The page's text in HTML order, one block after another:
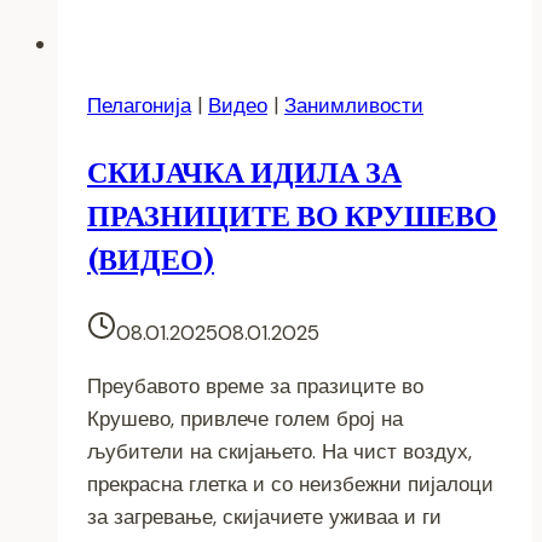
Пелагонија| Видео | Занимливости
СКИЈАЧКА ИДИЛА ЗА
ПРАЗНИЦИТЕ ВО КРУШЕВО
(ВИДЕО)
08.01.202508.01.2025
Преубавото време за празиците во
Крушево, привлече голем број на
љубители на скијањето. На чист воздух,
прекрасна глетка и со неизбежни пијалоци
за загревање, скијачиете уживаа и ги